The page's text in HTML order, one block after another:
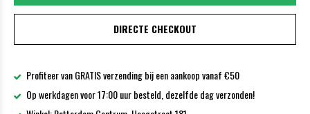
DIRECTE CHECKOUT
Profiteer van GRATIS verzending bij een aankoop vanaf €50
Op werkdagen voor 17:00 uur besteld, dezelfde dag verzonden!